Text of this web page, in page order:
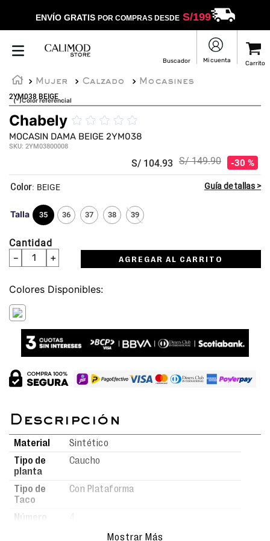
ENVÍO GRATIS POR COMPRAS DESDES/199
Mujer Calzado
Mocasines
2YM038 BEIGE
(*)Color referencial
Chabely ☆ ☆ ☆ ☆ ☆
MOCASIN DAMA BEIGE 2YM038
SKU: 2YM03800008
S/ 104.93 S/ 149.90 30 %
Talla 35 36 37 38 39
: BEIGE
Cantidad
＋
－ AGREGAR AL CARRITO
Colores
Material
Sintético
Tipo de
planta
Caucho
Tipo de
Taco
Con Plataforma
Número
Mostrar Más